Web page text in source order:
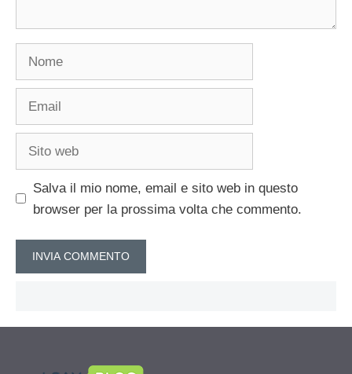
Nome
Email
Sito
Salva il mio nome, email e sito web in questo
browser per la prossima volta che commento.